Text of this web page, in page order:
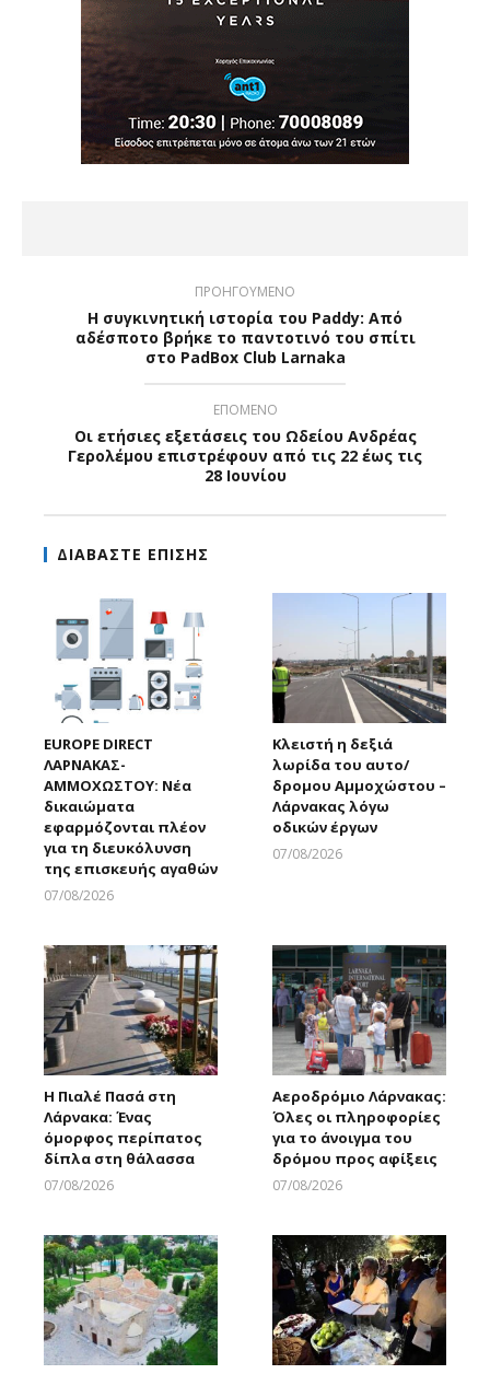
ΠΡΟΗΓΟΥΜΕΝΟ
Η συγκινητική ιστορία του Paddy: Από
αδέσποτο βρήκε το παντοτινό του σπίτι
στο PadBox Club Larnaka
ΕΠΟΜΕΝΟ
Οι ετήσιες εξετάσεις του Ωδείου Ανδρέας
Γερολέμου επιστρέφουν από τις 22 έως τις
28 Ιουνίου
ΔΙΑΒΑΣΤΕ ΕΠΙΣΗΣ
EUROPE DIRECT
ΛΑΡΝΑΚΑΣ-
ΑΜΜΟΧΩΣΤΟΥ: Νέα
δικαιώματα
εφαρμόζονται πλέον
για τη διευκόλυνση
της επισκευής αγαθών
07/08/2026
Κλειστή η δεξιά
λωρίδα του αυτο/
δρομου Αμμοχώστου –
Λάρνακας λόγω
οδικών έργων
07/08/2026
Η Πιαλέ Πασά στη
Λάρνακα: Ένας
όμορφος περίπατος
δίπλα στη θάλασσα
07/08/2026
Αεροδρόμιο Λάρνακας:
Όλες οι πληροφορίες
για το άνοιγμα του
δρόμου προς αφίξεις
07/08/2026